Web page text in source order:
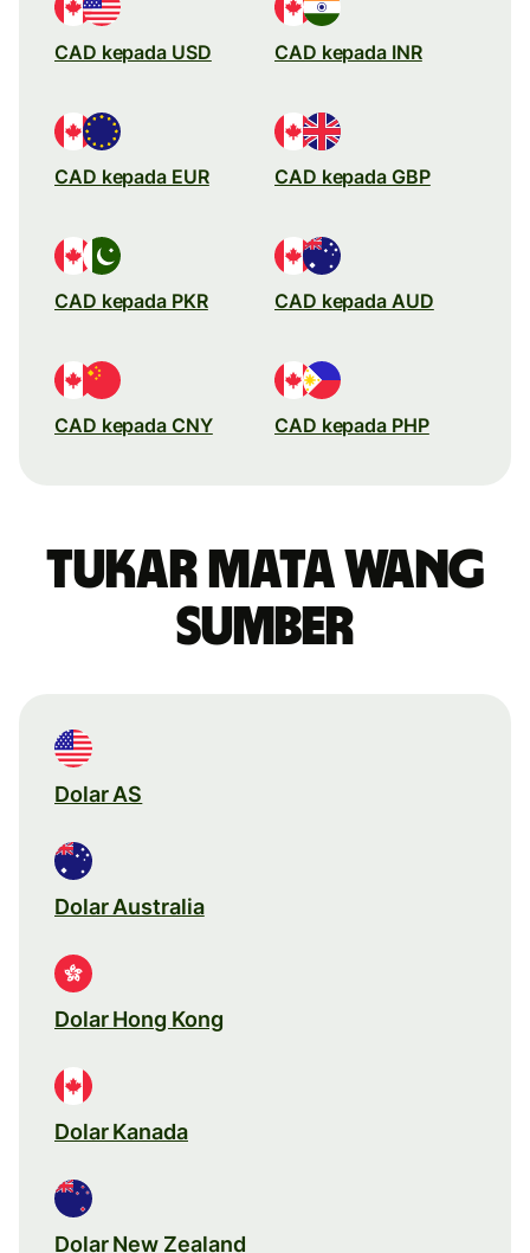
CAD kepada USD CAD kepada INR
CAD kepada EUR CAD kepada GBP
CAD kepada PKR CAD kepada AUD
CAD kepada CNY CAD kepada PHP
Tukar mata wang
sumber
Dolar AS
Dolar Australia
Dolar Hong Kong
Dolar Kanada
Dolar New Zealand